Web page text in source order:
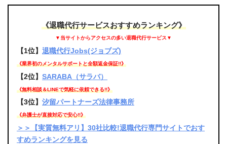
《退職代行サービスおすすめランキング》
▼当サイトからアクセスの多い退職代行サービス▼
【1位】 退職代行Jobs(ジョブズ)
《業界初のメンタルサポートと全額返金保証!!》
【2位】 SARABA（サラバ）
《無料相談＆LINEで気軽に依頼できる!!》
【3位】 汐留パートナーズ法律事務所
《弁護士が直接対応で安心!!》
＞＞【実質無料アリ】30社比較!退職代行専門サイトでおす
すめランキングを見る